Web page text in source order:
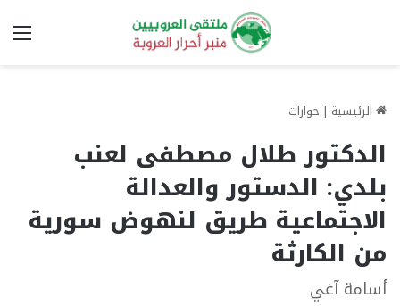
الرئيسية | حوارات
الدكتور طلال مصطفى لعنب
بلدي: الدستور والعدالة
الاجتماعية طريق لنهوض سورية
من الكارثة
أسامة آغي